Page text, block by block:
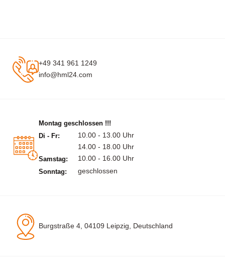
+49 341 961 1249
info@hml24.com
Montag geschlossen !!!
Di - Fr:
10.00 - 13.00 Uhr
14.00 - 18.00 Uhr
Samstag: 10.00 - 16.00 Uhr
Sonntag: geschlossen
Burgstraße 4, 04109 Leipzig, Deutschland